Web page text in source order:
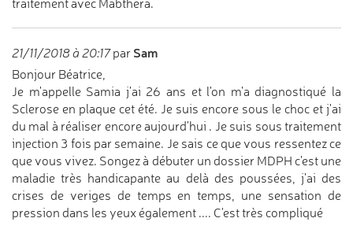
traitement avec Mabthera.
21/11/2018 à 20:17par Sam
Bonjour Béatrice,
Je m'appelle Samia j'ai 26 ans et l'on m'a diagnostiqué la
Sclerose en plaque cet été. Je suis encore sous le choc et j'ai
du mal à réaliser encore aujourd'hui . Je suis sous traitement
injection 3 fois par semaine. Je sais ce que vous ressentez ce
que vous vivez. Songez à débuter un dossier MDPH c'est une
maladie très handicapante au delà des poussées, j'ai des
crises de veriges de temps en temps, une sensation de
pression dans les yeux également .... C'est très compliqué